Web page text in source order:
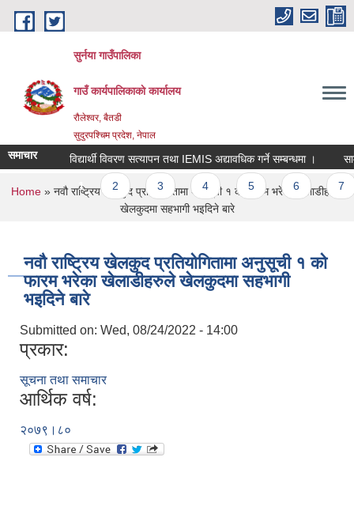
Skip to main content
सुर्नया गाउँपालिका
गाउँ कार्यपालिकाकाे कार्यालय
रौलेश्वर, बैतडी
सुदुरपश्चिम प्रदेश, नेपाल
समाचार विद्यार्थी विवरण सत्यापन तथा IEMIS अद्यावधिक गर्ने सम्बन्धमा ।
Pages
1 2 3 4 5 6 7
You are here
Home» नवौ राष्ट्रिय खेलकुद प्रतियोगितामा अनुसूची १ को फारम भरेका खेलाडीहरुले
खेलकुदमा सहभागी भइदिने बारे
नवौ राष्ट्रिय खेलकुद प्रतियोगितामा अनुसूची १ को
फारम भरेका खेलाडीहरुले खेलकुदमा सहभागी
भइदिने बारे
Submitted on: Wed, 08/24/2022 - 14:00
प्रकार:
सूचना तथा समाचार
आर्थिक वर्ष:
२०७९।८०